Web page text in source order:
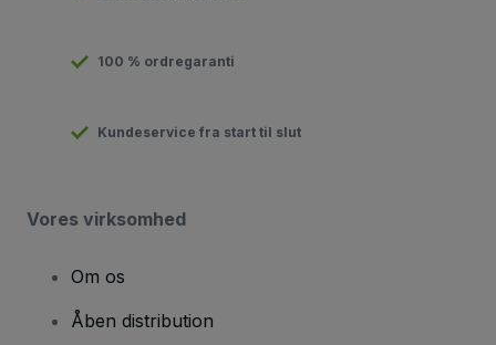
100 % ordregaranti
Kundeservice fra start til slut
Vores virksomhed
Om os
Åben distribution